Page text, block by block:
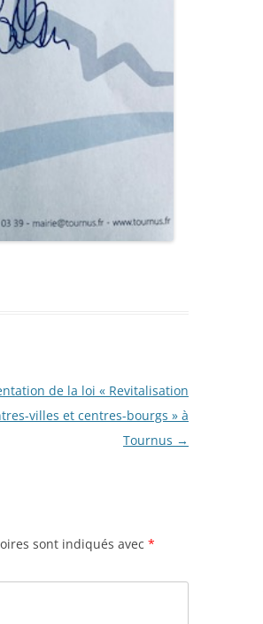
de la loi « Revitalisation
villes et centres-bourgs » à
Tournus →
sont indiqués avec *